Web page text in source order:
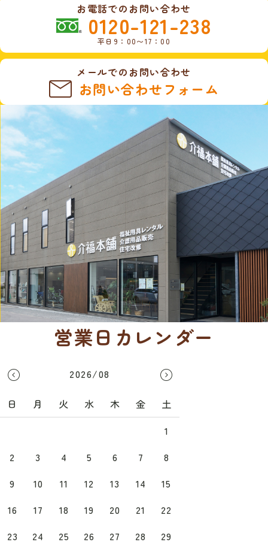
お電話でのお問い合わせ
0120-121-238
平日9：00〜17：00
メールでのお問い合わせ
お問い合わせフォーム
営業日カレンダー
2026/08
日 月 火 水 木 金
土
1
2
3 4 5 6 7
8
9
10 11 12 13 14
15
16
17 18 19 20 21
22
23
24 25 26 27 28
29